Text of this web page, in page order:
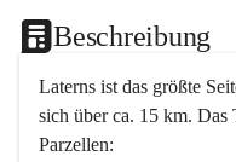
Beschreibung
Laterns ist das größte
sich über ca. 15 km.
Parzellen: